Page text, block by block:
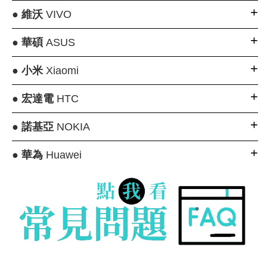
● 維沃VIVO
● 華碩 ASUS
● 小米Xiaomi
● 宏達電HTC
● 諾基亞NOKIA
● 華為Huawei